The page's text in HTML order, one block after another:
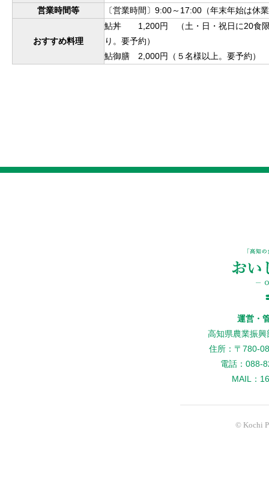
営業時間等
〔営業時間〕9:00～17:00（年末年始は休
おすすめ料理
鮎丼 1,200円 （土・日・祝日に20食限
り。要予約）
鮎御膳 2,000円（５名様以上。要予約）
運営・
高知県農業振
住所：〒780-
電話：088-
MAIL：
© Kochi